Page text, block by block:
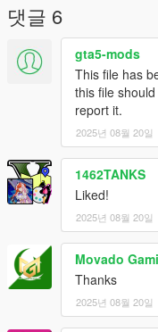
Drag And Drop In to
댓글 6
gta5-mods
This file has
this file
report it.
2025년 08월 20일
1462TANKS
Liked!
2025년 08월 20일
Movado
Thanks
2025년 08월 20일